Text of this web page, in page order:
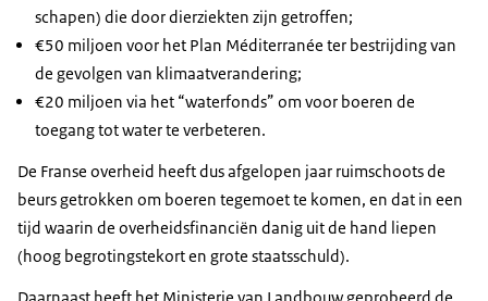
schapen) die door dierziekten zijn getroffen;
€50 miljoen voor het Plan Méditerranée ter bestrijding van
de gevolgen van klimaatverandering;
€20 miljoen via het “waterfonds” om voor boeren de
toegang tot water te verbeteren.
De Franse overheid heeft dus afgelopen jaar ruimschoots de
beurs getrokken om boeren tegemoet te komen, en dat in een
tijd waarin de overheidsfinanciën danig uit de hand liepen
(hoog begrotingstekort en grote staatsschuld).